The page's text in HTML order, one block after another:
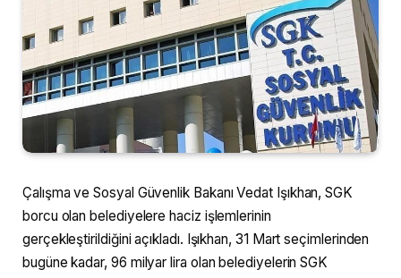
Çalışma ve Sosyal Güvenlik Bakanı Vedat Işıkhan, SGK
borcu olan belediyelere haciz işlemlerinin
gerçekleştirildiğini açıkladı. Işıkhan, 31 Mart seçimlerinden
bugüne kadar, 96 milyar lira olan belediyelerin SGK